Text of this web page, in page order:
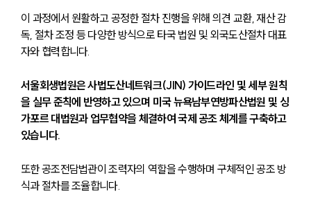
이 과정에서 원활하고 공정한 절차 진행을 위해 의견 교환, 재산 감
독, 절차 조정 등 다양한 방식으로 타국 법원 및 외국도산절차 대표
자와 협력합니다.
서울회생법원은 사법도산네트워크(JIN) 가이드라인 및 세부 원칙
을 실무 준칙에 반영하고 있으며 미국 뉴욕남부연방파산법원 및 싱
가포르 대법원과 업무협약을 체결하여 국제 공조 체계를 구축하고
있습니다.
또한 공조전담법관이 조력자의 역할을 수행하며 구체적인 공조 방
식과 절차를 조율합니다.